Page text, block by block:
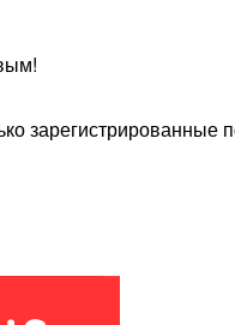
зарегистрированные